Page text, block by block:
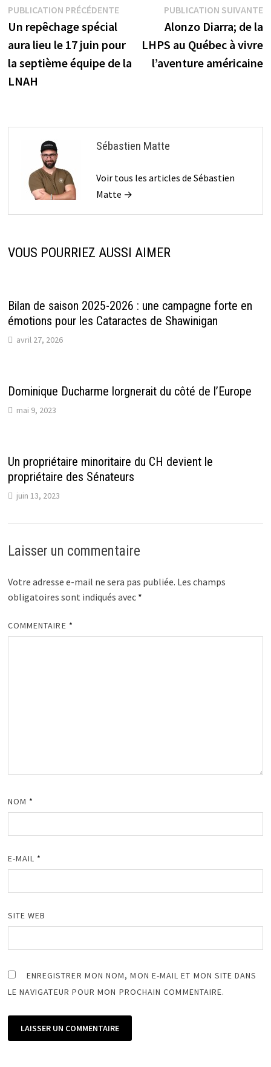
Navigation
de
l’article
PUBLICATION PRÉCÉDENTEPublication
précédente :
Un repêchage spécial
aura lieu le 17 juin pour
la septième équipe de la
LNAH
PUBLICATION SUIVANTE
Alonzo Diarra; de la
LHPS au Québec à vivre
l’aventure américaine
Sébastien Matte
Voir tous les articles de Sébastien
Matte →
VOUS POURRIEZ AUSSI AIMER
Bilan de saison 2025-2026 : une campagne forte en
émotions pour les Cataractes de Shawinigan
avril 27, 2026
Dominique Ducharme lorgnerait du côté de l’Europe
mai 9, 2023
Un propriétaire minoritaire du CH devient le
propriétaire des Sénateurs
juin 13, 2023
Laisser un commentaire
Votre adresse e-mail ne sera pas publiée. Les champs
obligatoires sont indiqués avec *
COMMENTAIRE *
NOM *
E-MAIL *
SITE WEB
ENREGISTRER MON NOM, MON E-MAIL ET MON SITE DANS
LE NAVIGATEUR POUR MON PROCHAIN COMMENTAIRE.